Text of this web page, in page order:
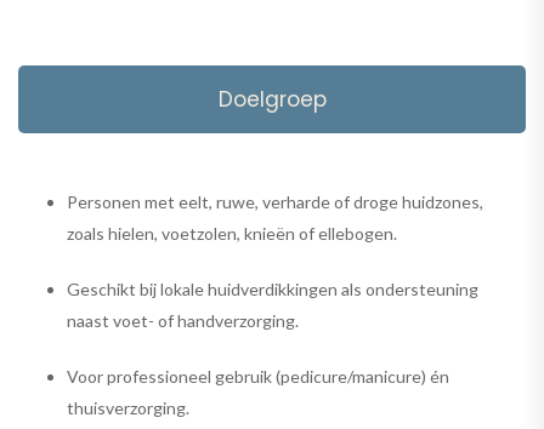
Doelgroep
Personen met eelt, ruwe, verharde of droge huidzones,
zoals hielen, voetzolen, knieën of ellebogen.
Geschikt bij lokale huidverdikkingen als ondersteuning
naast voet- of handverzorging.
Voor professioneel gebruik (pedicure/manicure) én
thuisverzorging.